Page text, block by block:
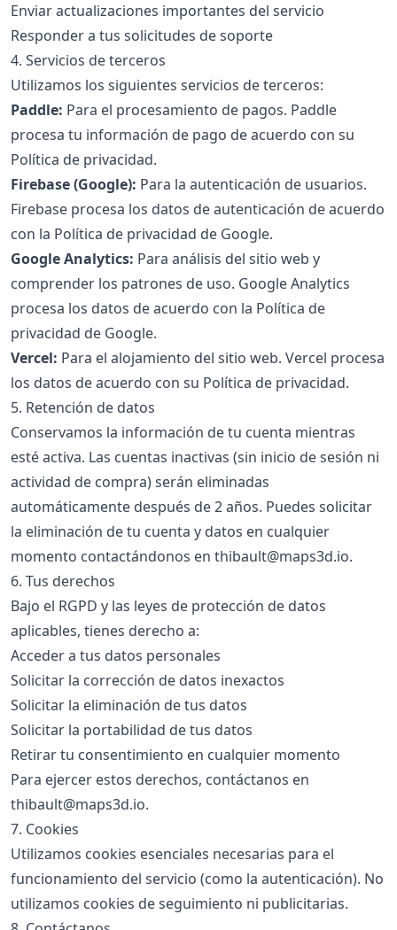
Enviar actualizaciones importantes del servicio
Responder a tus solicitudes de soporte
4. Servicios de terceros
Utilizamos los siguientes servicios de terceros:
Paddle: Para el procesamiento de pagos. Paddle
procesa tu información de pago de acuerdo con su
Política de privacidad.
Firebase (Google): Para la autenticación de usuarios.
Firebase procesa los datos de autenticación de acuerdo
con la Política de privacidad de Google.
Google Analytics: Para análisis del sitio web y
comprender los patrones de uso. Google Analytics
procesa los datos de acuerdo con la Política de
privacidad de Google.
Vercel: Para el alojamiento del sitio web. Vercel procesa
los datos de acuerdo con su Política de privacidad.
5. Retención de datos
Conservamos la información de tu cuenta mientras
esté activa. Las cuentas inactivas (sin inicio de sesión ni
actividad de compra) serán eliminadas
automáticamente después de 2 años. Puedes solicitar
la eliminación de tu cuenta y datos en cualquier
momento contactándonos en thibault@maps3d.io.
6. Tus derechos
Bajo el RGPD y las leyes de protección de datos
aplicables, tienes derecho a:
Acceder a tus datos personales
Solicitar la corrección de datos inexactos
Solicitar la eliminación de tus datos
Solicitar la portabilidad de tus datos
Retirar tu consentimiento en cualquier momento
Para ejercer estos derechos, contáctanos en
thibault@maps3d.io.
7. Cookies
Utilizamos cookies esenciales necesarias para el
funcionamiento del servicio (como la autenticación). No
utilizamos cookies de seguimiento ni publicitarias.